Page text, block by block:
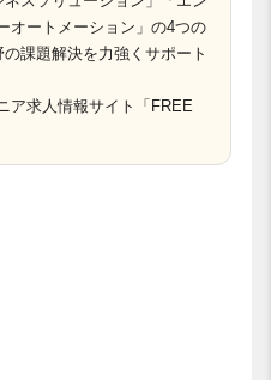
オートメーション」の4つの
課題解決を力強くサポート
ア求人情報サイト「FREE